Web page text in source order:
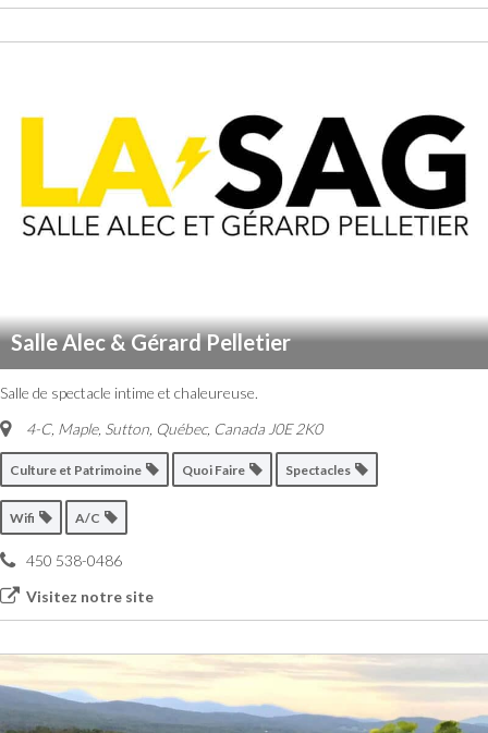
Salle Alec & Gérard Pelletier
Salle de spectacle intime et chaleureuse.
4-C, Maple, Sutton Québec, Canada J0E 2K0
Culture et Patrimoine Quoi Faire Spectacles
Wifi A/C
450 538-0486
Visitez notre site